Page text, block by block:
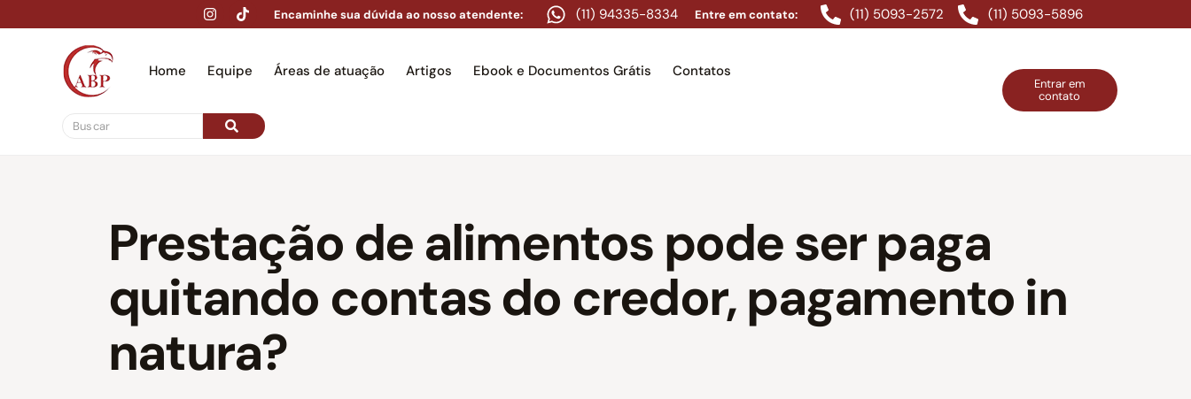
Encaminhe sua dúvida ao nosso atendente: (11) 94335-8334 Entre em contato: (11) 5093-2572 (11) 5093-5896
Home Equipe Áreas de atuação Artigos Ebook e Documentos Grátis Contatos
Entrar em
contato
Prestação de alimentos pode ser paga
quitando contas do credor, pagamento in
natura?